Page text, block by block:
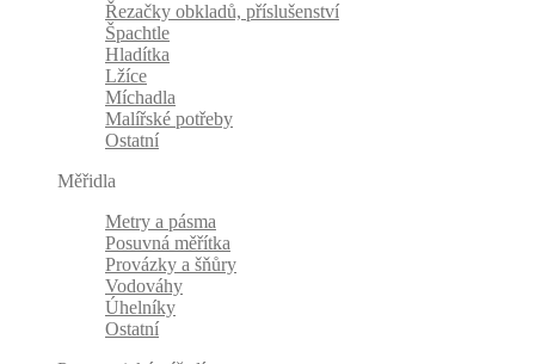
Řezačky obkladů, příslušenství
Špachtle
Hladítka
Lžíce
Míchadla
Malířské potřeby
Ostatní
Měřidla
Metry a pásma
Posuvná měřítka
Provázky a šňůry
Vodováhy
Úhelníky
Ostatní